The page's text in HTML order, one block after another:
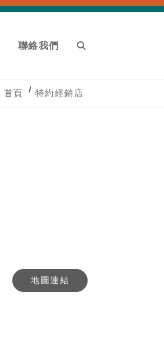
聯絡我們
首頁 特約經銷店
地圖連結